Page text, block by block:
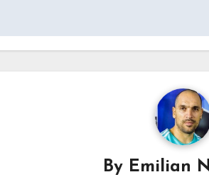
By Emilian